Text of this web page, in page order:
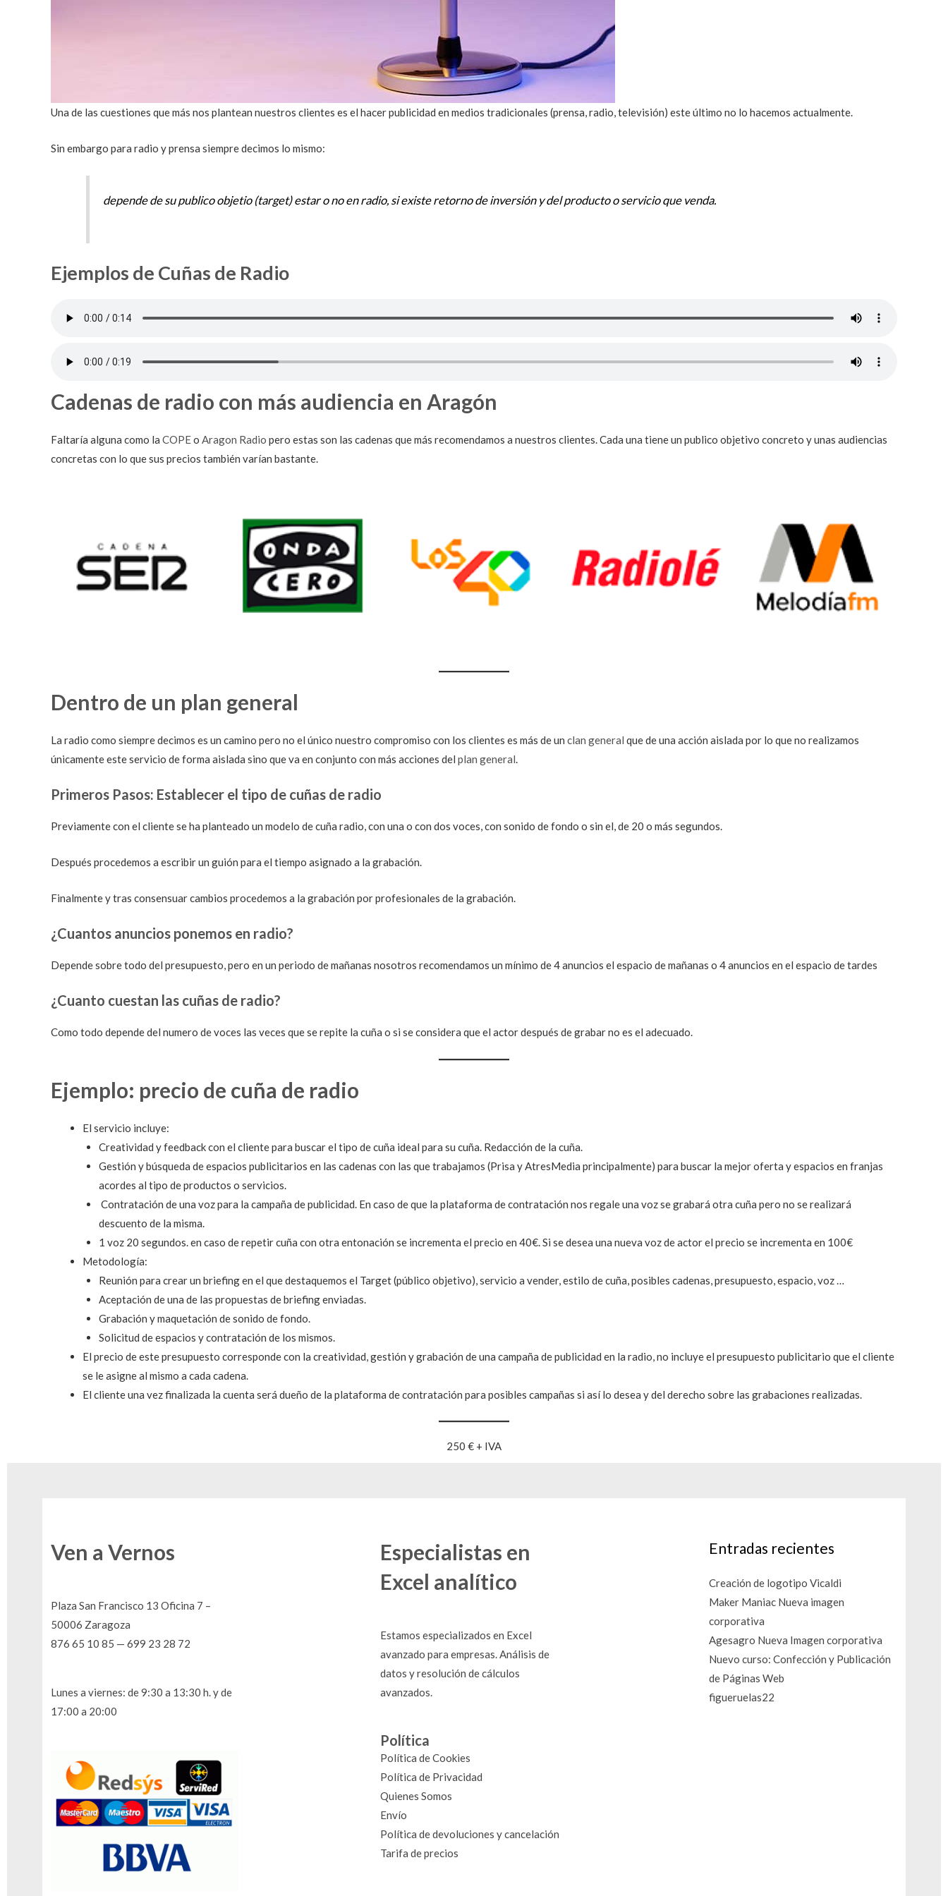
Una de las cuestiones que más nos plantean nuestros clientes es el hacer publicidad en medios tradicionales (prensa, radio, televisión) este último no lo hacemos actualmente.
Sin embargo para radio y prensa siempre decimos lo mismo:
depende de su publico objetio (target) estar o no en radio, si existe retorno de inversión y del producto o servicio que venda.
Ejemplos de Cuñas de Radio
Cadenas de radio con más audiencia en Aragón
Faltaría alguna como la COPEo Aragon Radio pero estas son las cadenas que más recomendamos a nuestros clientes. Cada una tiene un publico objetivo concreto y unas audiencias
concretas con lo que sus precios también varían bastante.
Dentro de un plan general
La radio como siempre decimos es un camino pero no el único nuestro compromiso con los clientes es más de un clan general que de una acción aislada por lo que no realizamos
únicamente este servicio de forma aislada sino que va en conjunto con más acciones del plan general.
Primeros Pasos: Establecer el tipo de cuñas de radio
Previamente con el cliente se ha planteado un modelo de cuña radio, con una o con dos voces, con sonido de fondo o sin el, de 20 o más segundos.
Después procedemos a escribir un guión para el tiempo asignado a la grabación.
Finalmente y tras consensuar cambios procedemos a la grabación por profesionales de la grabación.
¿Cuantos anuncios ponemos en radio?
Depende sobre todo del presupuesto, pero en un periodo de mañanas nosotros recomendamos un mínimo de 4 anuncios el espacio de mañanas o 4 anuncios en el espacio de tardes
¿Cuanto cuestan las cuñas de radio?
Como todo depende del numero de voces las veces que se repite la cuña o si se considera que el actor después de grabar no es el adecuado.
Ejemplo: precio de cuña de radio
El servicio incluye:
Creatividad y feedback con el cliente para buscar el tipo de cuña ideal para su cuña. Redacción de la cuña.
Gestión y búsqueda de espacios publicitarios en las cadenas con las que trabajamos (Prisa y AtresMedia principalmente) para buscar la mejor oferta y espacios en franjas
acordes al tipo de productos o servicios.
Contratación de una voz para la campaña de publicidad. En caso de que la plataforma de contratación nos regale una voz se grabará otra cuña pero no se realizará
descuento de la misma.
1 voz 20 segundos. en caso de repetir cuña con otra entonación se incrementa el precio en 40€. Si se desea una nueva voz de actor el precio se incrementa en 100€
Metodología:
Reunión para crear un briefing en el que destaquemos el Target (público objetivo), servicio a vender, estilo de cuña, posibles cadenas, presupuesto, espacio, voz …
Aceptación de una de las propuestas de briefing enviadas.
Grabación y maquetación de sonido de fondo.
Solicitud de espacios y contratación de los mismos.
El precio de este presupuesto corresponde con la creatividad, gestión y grabación de una campaña de publicidad en la radio, no incluye el presupuesto publicitario que el cliente
se le asigne al mismo a cada cadena.
El cliente una vez finalizada la cuenta será dueño de la plataforma de contratación para posibles campañas si así lo desea y del derecho sobre las grabaciones realizadas.
250 € + IVA
Ven a Vernos
Plaza San Francisco 13 Oficina 7 –
50006 Zaragoza
876 65 10 85 — 699 23 28 72
Lunes a viernes: de 9:30 a 13:30 h. y de
17:00 a 20:00
Especialistas en
Excel analítico
Estamos especializados en Excel
avanzado para empresas. Análisis de
datos y resolución de cálculos
avanzados.
Política
Política de Cookies
Política de Privacidad
Quienes Somos
Envío
Política de devoluciones y cancelación
Tarifa de precios
Entradas recientes
Creación de logotipo Vicaldi
Maker Maniac Nueva imagen
corporativa
Agesagro Nueva Imagen corporativa
Nuevo curso: Confección y Publicación
de Páginas Web
figueruelas22